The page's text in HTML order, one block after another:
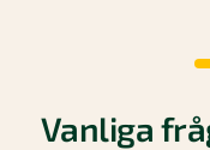
Vanliga